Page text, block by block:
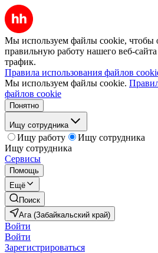
Мы используем файлы cookie, чтобы
правильную работу нашего веб-
трафик.
Правила использования файлов
Мы используем файлы cookie.
файлов cookie
Понятно
Ищу сотрудника
Ищу работу
Ищу сотрудника
Ищу сотрудника
Сервисы
Помощь
Ещё
Поиск
Ага (Забайкальский край)
Войти
Войти
Зарегистрироваться